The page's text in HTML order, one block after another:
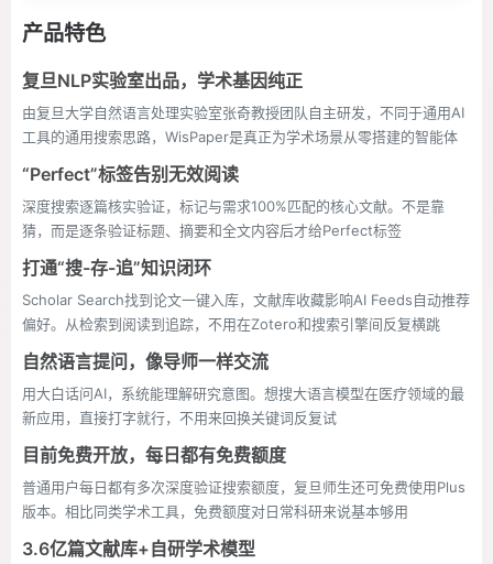
产品特色
复旦NLP实验室出品，学术基因纯正
由复旦大学自然语言处理实验室张奇教授团队自主研发，不同于通用AI
工具的通用搜索思路，WisPaper是真正为学术场景从零搭建的智能体
“Perfect”标签告别无效阅读
深度搜索逐篇核实验证，标记与需求100%匹配的核心文献。不是靠
猜，而是逐条验证标题、摘要和全文内容后才给Perfect标签
打通“搜-存-追”知识闭环
Scholar Search找到论文一键入库，文献库收藏影响AI Feeds自动推荐
偏好。从检索到阅读到追踪，不用在Zotero和搜索引擎间反复横跳
自然语言提问，像导师一样交流
用大白话问AI，系统能理解研究意图。想搜大语言模型在医疗领域的最
新应用，直接打字就行，不用来回换关键词反复试
目前免费开放，每日都有免费额度
普通用户每日都有多次深度验证搜索额度，复旦师生还可免费使用Plus
版本。相比同类学术工具，免费额度对日常科研来说基本够用
3.6亿篇文献库+自研学术模型